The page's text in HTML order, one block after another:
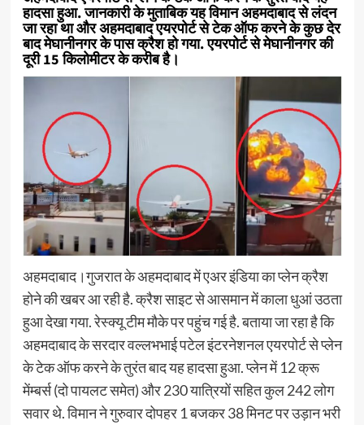
हादसा हुआ. जानकारी के मुताबिक यह विमान अहमदाबाद से लंदन
जा रहा था और अहमदाबाद एयरपोर्ट से टेक ऑफ करने के कुछ देर
बाद मेघानीनगर के पास क्रैश हो गया. एयरपोर्ट से मेघानीनगर की
दूरी 15 किलोमीटर के करीब है।
अहमदाबाद।गुजरात के अहमदाबाद में एअर इंडिया का प्लेन क्रैश
होने की खबर आ रही है. क्रैश साइट से आसमान में काला धुआं उठता
हुआ देखा गया. रेस्क्यू टीम मौके पर पहुंच गई है. बताया जा रहा है कि
अहमदाबाद के सरदार वल्लभभाई पटेल इंटरनेशनल एयरपोर्ट से प्लेन
के टेक ऑफ करने के तुरंत बाद यह हादसा हुआ. प्लेन में 12 क्रू
मेंम्बर्स (दो पायलट समेत) और 230 यात्रियों सहित कुल 242 लोग
सवार थे. विमान ने गुरुवार दोपहर 1 बजकर 38 मिनट पर उड़ान भरी